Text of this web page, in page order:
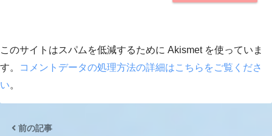
このサイトはスパムを低減するために Akismet を使っていま
す。
コメントデータの処理方法の詳細はこちらをご覧くださ
い。
前の記事